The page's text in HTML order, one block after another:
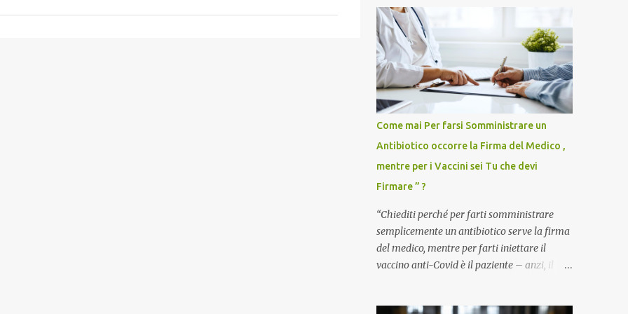
Come mai Per farsi Somministrare un
Antibiotico occorre la Firma del Medico ,
mentre per i Vaccini sei Tu che devi
Firmare ” ?
“Chiediti perché per farti somministrare
semplicemente un antibiotico serve la firma
del medico, mentre per farti iniettare il
vaccino anti-Covid è il paziente – anzi, il